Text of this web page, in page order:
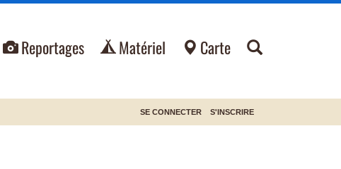
Reportages Matériel Carte
SE CONNECTER S'INSCRIRE